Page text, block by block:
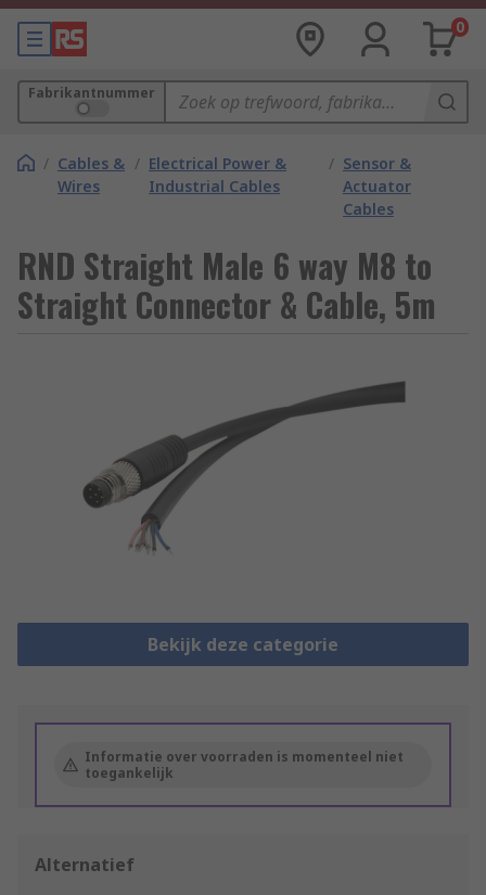
0
Fabrikantnummer
/ Cables &
Wires
/ Electrical Power &
Industrial Cables
/ Sensor &
Actuator
Cables
RND Straight Male 6 way M8 to
Straight Connector & Cable, 5m
Bekijk deze categorie
Informatie over voorraden is momenteel niet
toegankelijk
Alternatief